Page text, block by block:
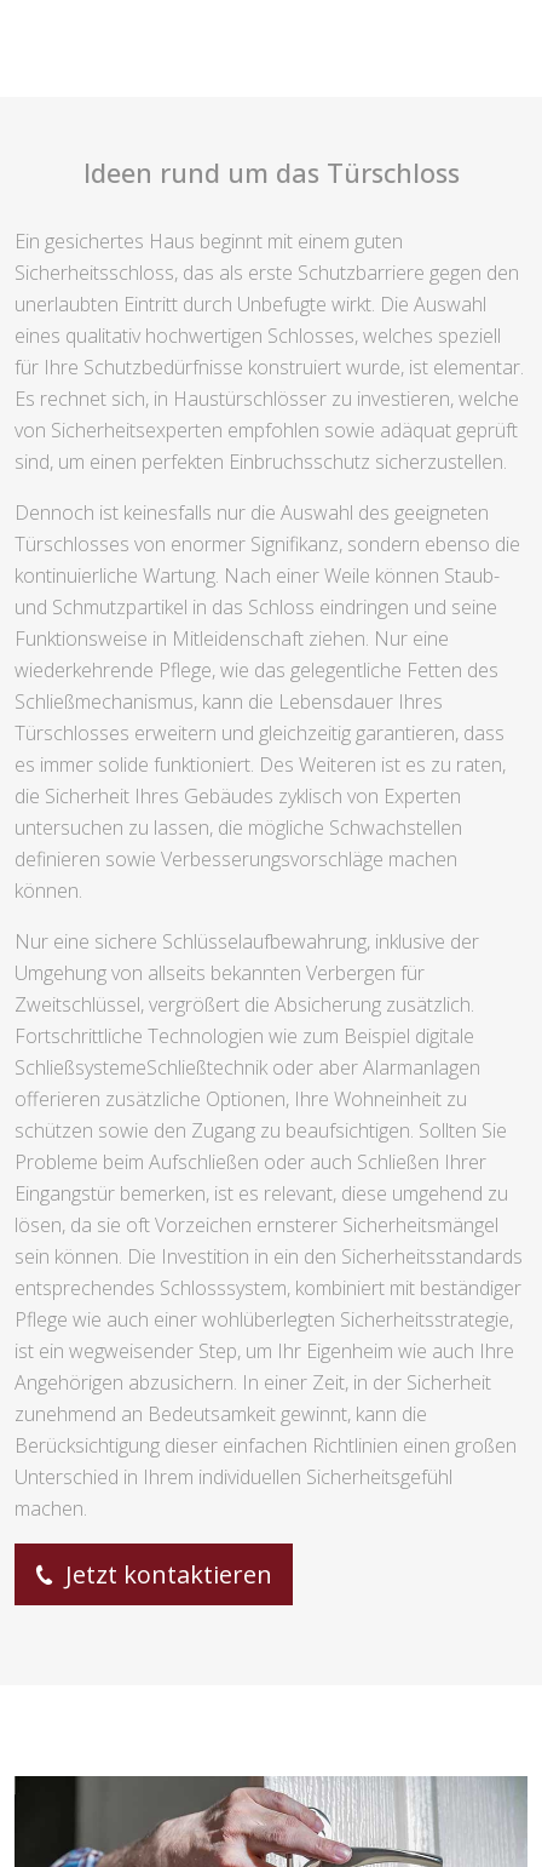
Ideen rund um das Türschloss
Ein gesichertes Haus beginnt mit einem guten
Sicherheitsschloss, das als erste Schutzbarriere gegen den
unerlaubten Eintritt durch Unbefugte wirkt. Die Auswahl
eines qualitativ hochwertigen Schlosses, welches speziell
für Ihre Schutzbedürfnisse konstruiert wurde, ist elementar.
Es rechnet sich, in Haustürschlösser zu investieren, welche
von Sicherheitsexperten empfohlen sowie adäquat geprüft
sind, um einen perfekten Einbruchsschutz sicherzustellen.
Dennoch ist keinesfalls nur die Auswahl des geeigneten
Türschlosses von enormer Signifikanz, sondern ebenso die
kontinuierliche Wartung. Nach einer Weile können Staub-
und Schmutzpartikel in das Schloss eindringen und seine
Funktionsweise in Mitleidenschaft ziehen. Nur eine
wiederkehrende Pflege, wie das gelegentliche Fetten des
Schließmechanismus, kann die Lebensdauer Ihres
Türschlosses erweitern und gleichzeitig garantieren, dass
es immer solide funktioniert. Des Weiteren ist es zu raten,
die Sicherheit Ihres Gebäudes zyklisch von Experten
untersuchen zu lassen, die mögliche Schwachstellen
definieren sowie Verbesserungsvorschläge machen
können.
Nur eine sichere Schlüsselaufbewahrung, inklusive der
Umgehung von allseits bekannten Verbergen für
Zweitschlüssel, vergrößert die Absicherung zusätzlich.
Fortschrittliche Technologien wie zum Beispiel digitale
SchließsystemeSchließtechnik oder aber Alarmanlagen
offerieren zusätzliche Optionen, Ihre Wohneinheit zu
schützen sowie den Zugang zu beaufsichtigen. Sollten Sie
Probleme beim Aufschließen oder auch Schließen Ihrer
Eingangstür bemerken, ist es relevant, diese umgehend zu
lösen, da sie oft Vorzeichen ernsterer Sicherheitsmängel
sein können. Die Investition in ein den Sicherheitsstandards
entsprechendes Schlosssystem, kombiniert mit beständiger
Pflege wie auch einer wohlüberlegten Sicherheitsstrategie,
ist ein wegweisender Step, um Ihr Eigenheim wie auch Ihre
Angehörigen abzusichern. In einer Zeit, in der Sicherheit
zunehmend an Bedeutsamkeit gewinnt, kann die
Berücksichtigung dieser einfachen Richtlinien einen großen
Unterschied in Ihrem individuellen Sicherheitsgefühl
machen.
Jetzt kontaktieren